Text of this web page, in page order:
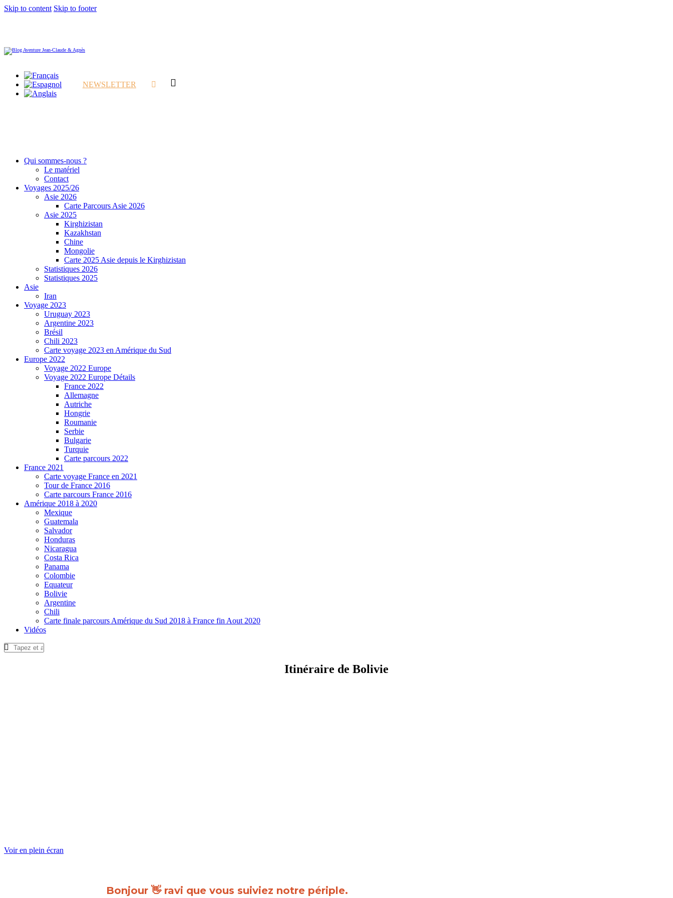
Skip to content Skip to footer
NEWSLETTER
Qui sommes-nous ?
Le matériel
Contact
Voyages 2025/26
Asie 2026
Carte Parcours Asie 2026
Asie 2025
Kirghizistan
Kazakhstan
Chine
Mongolie
Carte 2025 Asie depuis le Kirghizistan
Statistiques 2026
Statistiques 2025
Asie
Iran
Voyage 2023
Uruguay 2023
Argentine 2023
Brésil
Chili 2023
Carte voyage 2023 en Amérique du Sud
Europe 2022
Voyage 2022 Europe
Voyage 2022 Europe Détails
France 2022
Allemagne
Autriche
Hongrie
Roumanie
Serbie
Bulgarie
Turquie
Carte parcours 2022
France 2021
Carte voyage France en 2021
Tour de France 2016
Carte parcours France 2016
Amérique 2018 à 2020
Mexique
Guatemala
Salvador
Honduras
Nicaragua
Costa Rica
Panama
Colombie
Equateur
Bolivie
Argentine
Chili
Carte finale parcours Amérique du Sud 2018 à France fin Aout 2020
Vidéos
Itinéraire de Bolivie
Voir en plein écran
Bonjour 👋 ravi que vous suiviez notre périple.